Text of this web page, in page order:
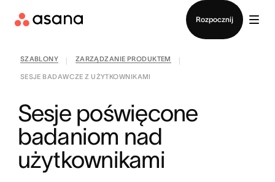
Rozpocznij
SZABLONY ZARZĄDZANIE PRODUKTEM
SESJE BADAWCZE Z UŻYTKOWNIKAMI
Sesje poświęcone
badaniom nad
użytkownikami